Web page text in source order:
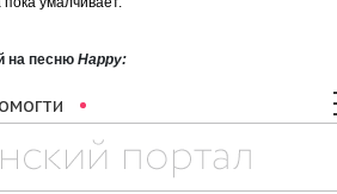
на песню Happy: